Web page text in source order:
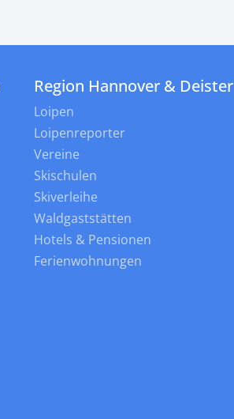
Region Hannover & Deister
Loipen
Loipenreporter
Vereine
Skischulen
Skiverleihe
Waldgaststätten
Hotels & Pensionen
Ferienwohnungen